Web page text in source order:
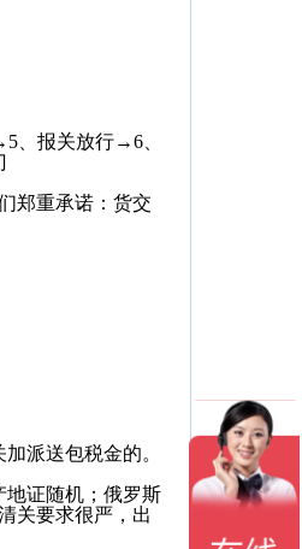
、报关放行→6、
郑重承诺：货交
派送包税金的。
地证随机；俄罗斯
关要求很严，出